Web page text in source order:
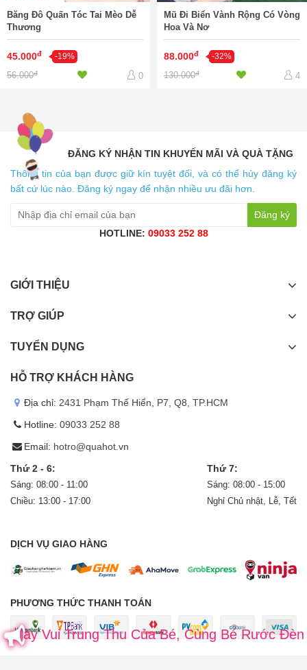
Băng Đô Quấn Tóc Tai Mèo Dễ
Thương
45.000đ -19%
56.000đ 0
Mũ Đi Biển Vành Rộng Có Vòng
Hoa Và Nơ
88.000đ -32%
130.000đ 4
ĐĂNG KÝ NHẬN TIN KHUYẾN MÃI VÀ QUÀ TẶNG
Thông tin của bạn được giữ kín tuyệt đối, và có thể hủy đăng ký
bất cứ lúc nào. Đăng ký ngay để nhận nhiều ưu đãi hơn.
Đăng ký
HOTLINE: 09033 252 88
GIỚI THIỆU
TRỢ GIÚP
TUYỂN DỤNG
HỖ TRỢ KHÁCH HÀNG
Địa chỉ: 2431 Phạm Thế Hiển, P7, Q8, TP.HCM
Hotline: 09033 252 88
Email: hotro@quahot.vn
Thứ 2 - 6:
Sáng: 08:00 - 11:00
Chiều: 13:00 - 17:00
Thứ 7:
Sáng: 08:00 - 15:00
Nghỉ Chủ nhật, Lễ, Tết
DỊCH VỤ GIAO HÀNG
PHƯƠNG THỨC THANH TOÁN
Trung Thu Của Bé, Cùng Bé Rước Đèn Cung